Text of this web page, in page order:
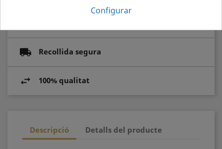
Recollida segura
100% qualitat
Descripció Detalls del producte
Configurar